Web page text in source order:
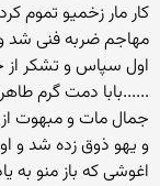
کار مار زخمیو تموم
مهاجم ضربه فنی شد
اول سپاس و تشکر
......بابا دمت گرم
جمال مات و مبهوت از
و یهو ذوق زده شد و
اغوشی که باز منو به